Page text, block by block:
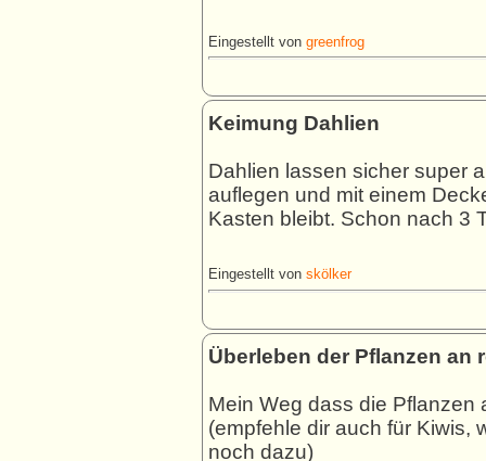
Eingestellt von greenfrog
Keimung Dahlien
Dahlien lassen sicher super
auflegen und mit einem
Kasten bleibt. Schon nach 3
Eingestellt von skölker
Überleben der Pflanzen an
Mein Weg dass die Pflanzen
(empfehle dir auch für Kiwis,
noch dazu)